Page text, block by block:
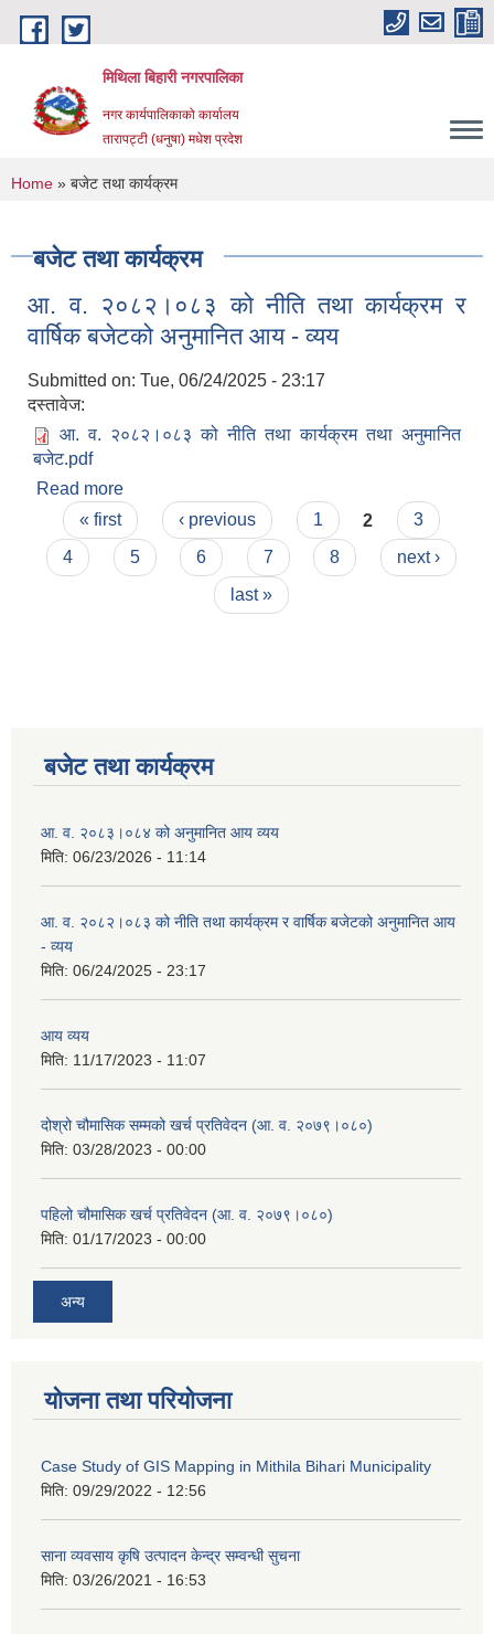
Skip to main content
मिथिला बिहारी नगरपालिका
नगर कार्यपालिकाको कार्यालय
तारापट्टी (धनुषा) मधेश प्रदेश
You are here
Home » बजेट तथा कार्यक्रम
बजेट तथा कार्यक्रम
आ. व. २०८२।०८३ को नीति तथा कार्यक्रम र
वार्षिक बजेटको अनुमानित आय - व्यय
Submitted on: Tue, 06/24/2025 - 23:17
दस्तावेज:
आ. व. २०८२।०८३ को नीति तथा कार्यक्रम तथा अनुमानित
बजेट.pdf
Read more
वार्षिक बजेटको अनुमानित आय - व्यय
Pages
« first ‹ previous 1 2
3
4
5 6 7 8
next ›
last »
बजेट तथा कार्यक्रम
आ. व. २०८३।०८४ को अनुमानित आय व्यय
मिति: 06/23/2026 - 11:14
आ. व. २०८२।०८३ को नीति तथा कार्यक्रम र वार्षिक बजेटको अनुमानित आय
- व्यय
मिति: 06/24/2025 - 23:17
आय व्यय
मिति: 11/17/2023 - 11:07
दोश्रो चौमासिक सम्मको खर्च प्रतिवेदन (आ. व. २०७९।०८०)
मिति: 03/28/2023 - 00:00
पहिलो चौमासिक खर्च प्रतिवेदन (आ. व. २०७९।०८०)
मिति: 01/17/2023 - 00:00
अन्य
योजना तथा परियोजना
Case Study of GIS Mapping in Mithila Bihari Municipality
मिति: 09/29/2022 - 12:56
साना व्यवसाय कृषि उत्पादन केन्द्र सम्वन्धी सुचना
मिति: 03/26/2021 - 16:53